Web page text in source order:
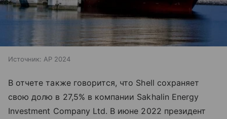
Источник: AP 2024
В отчете также говорится, что Shell сохраняет
свою долю в 27,5% в компании Sakhalin Energy
Investment Company Ltd. В июне 2022 президент